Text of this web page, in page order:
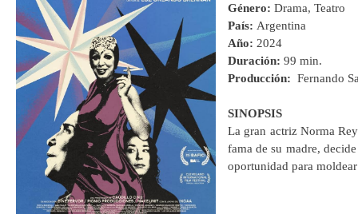
Género: Drama, Teatro
País: Argentina
Año: 2024
Duración: 99 min.
Producción: Fernando
SINOPSIS
La gran actriz Norma
fama de su madre,
oportunidad para